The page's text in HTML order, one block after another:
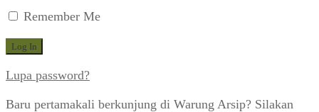
Remember Me
Lupa password?
Baru pertamakali berkunjung di Warung Arsip? Silakan